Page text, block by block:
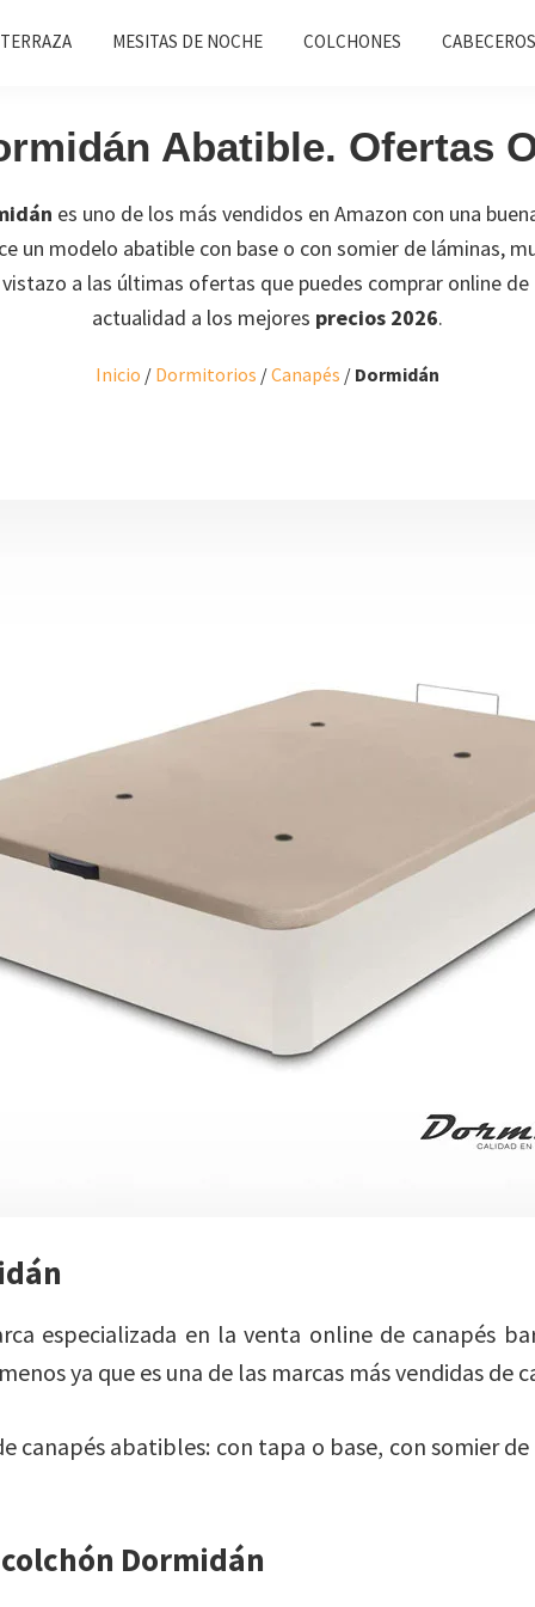
MESITAS DE NOCHE COLCHONES
Abatible. Ofertas
es uno de los más vendidos en Amazon con una
un modelo abatible con base o con somier de láminas,
a las últimas ofertas que puedes comprar online
actualidad a los mejores precios 2026.
Inicio / Dormitorios /Canapés / Dormidán
especializada en la venta online de canapés
ya que es una de las marcas más vendidas de
canapés abatibles: con tapa o base, con somier
Dormidán